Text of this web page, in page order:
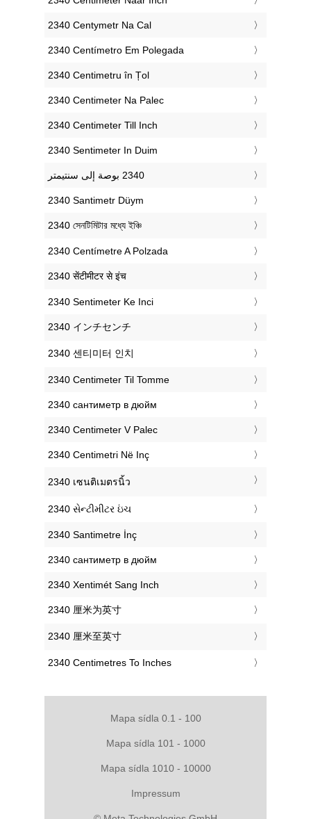
‎2340 Centymetr Na Cal
‎2340 Centímetro Em Polegada
‎2340 Centimetru în Țol
‎2340 Centimeter Na Palec
‎2340 Centimeter Till Inch
‎2340 Sentimeter In Duim
‎2340 Santimetr Düym
‎2340 সেনটিমিটার মধ্যে ইঞ্চি
‎2340 Centímetre A Polzada
‎2340 सेंटीमीटर से इंच
‎2340 Sentimeter Ke Inci
‎2340 インチセンチ
‎2340 센티미터 인치
‎2340 Centimeter Til Tomme
‎2340 сантиметр в дюйм
‎2340 Centimeter V Palec
‎2340 Centimetri Në Inç
‎2340 เซนติเมตรนิ้ว
‎2340 સેન્ટીમીટર ઇંચ
‎2340 Santimetre İnç
‎2340 сантиметр в дюйм
‎2340 Xentimét Sang Inch
‎2340 厘米为英寸
‎2340 厘米至英寸
‎2340 Centimetres To Inches
Mapa sídla 0.1 - 100
Mapa sídla 101 - 1000
Mapa sídla 1010 - 10000
Impressum